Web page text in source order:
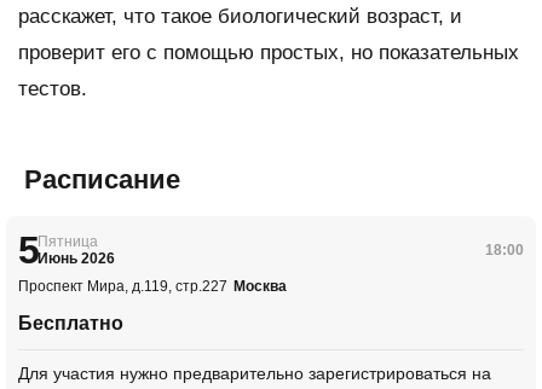
расскажет, что такое биологический возраст, и
проверит его с помощью простых, но показательных
тестов.
Расписание
5Пятница
Июнь 2026
Проспект Мира, д.119, стр.227 Москва
18:00
Бесплатно
Для участия нужно предварительно зарегистрироваться на